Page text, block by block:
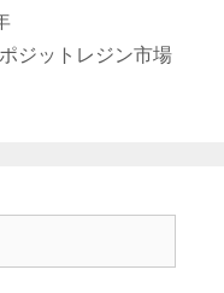
ジットレジン市場